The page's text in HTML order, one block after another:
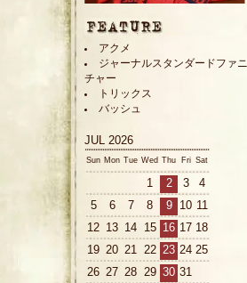
アクメ
ジャーナルスタンダードファニ
チャー
トリックス
バッシュ
JUL 2026
Sun Mon Tue Wed Thu Fri Sat
1 2 3
4
5
6 7 8 9 10 11
12 13 14 15 16 17 18
19 20 21 22 23 24 25
26 27 28 29 30 31